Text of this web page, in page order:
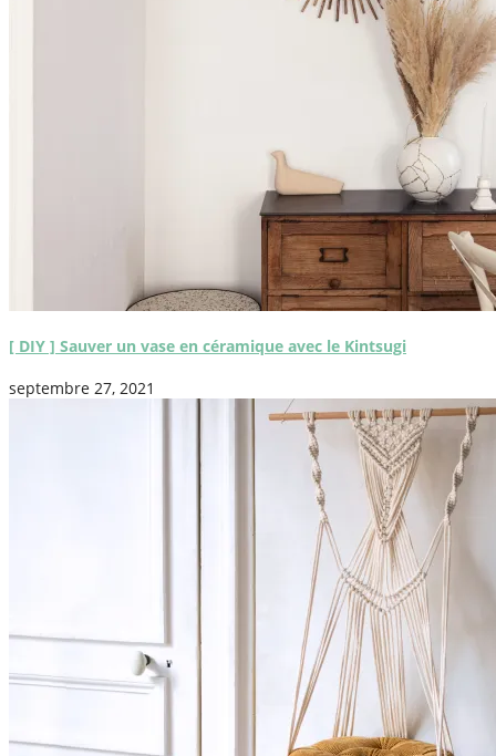
[ DIY ] Sauver un vase en céramique avec le Kintsugi
septembre 27, 2021